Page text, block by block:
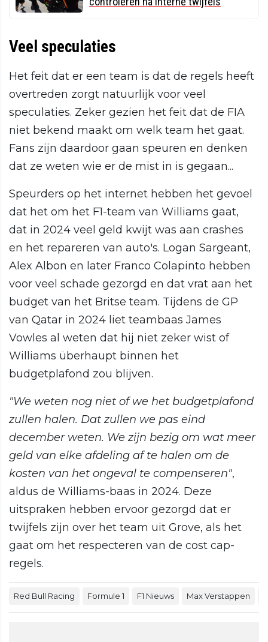
Veel speculaties
Het feit dat er een team is dat de regels heeft
overtreden zorgt natuurlijk voor veel
speculaties. Zeker gezien het feit dat de FIA
niet bekend maakt om welk team het gaat.
Fans zijn daardoor gaan speuren en denken
dat ze weten wie er de mist in is gegaan...
Speurders op het internet hebben het gevoel
dat het om het F1-team van Williams gaat,
dat in 2024 veel geld kwijt was aan crashes
en het repareren van auto's. Logan Sargeant,
Alex Albon en later Franco Colapinto hebben
voor veel schade gezorgd en dat vrat aan het
budget van het Britse team. Tijdens de GP
van Qatar in 2024 liet teambaas James
Vowles al weten dat hij niet zeker wist of
Williams überhaupt binnen het
budgetplafond zou blijven.
"We weten nog niet of we het budgetplafond
zullen halen. Dat zullen we pas eind
december weten. We zijn bezig om wat meer
geld van elke afdeling af te halen om de
kosten van het ongeval te compenseren",
aldus de Williams-baas in 2024. Deze
uitspraken hebben ervoor gezorgd dat er
twijfels zijn over het team uit Grove, als het
gaat om het respecteren van de cost cap-
regels.
Red Bull Racing Formule 1 F1 Nieuws Max Verstappen